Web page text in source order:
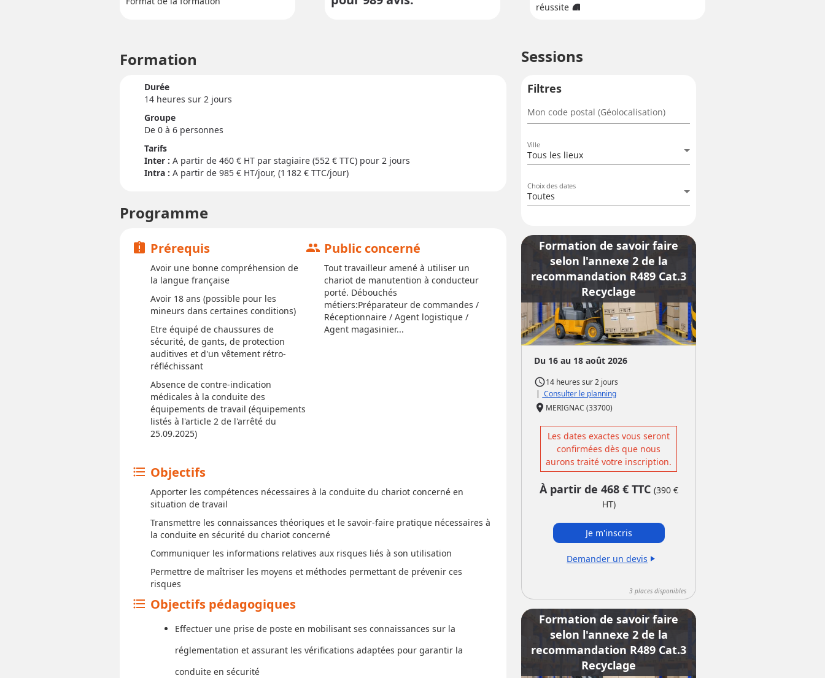
réussite info
Formation
Durée
14 heures sur 2 jours
Groupe
De 0 à 6 personnes
Tarifs
Inter :
460 € HT par stagiaire (552 € TTC) pour 2 jours
Intra : A partir de 985 € HT/jour, (1 182 € TTC/jour)
Programme
assignment_late Prérequis
Avoir une bonne compréhension de
la langue française
Avoir 18 ans (possible pour les
mineurs dans certaines conditions)
Etre équipé de chaussures de
sécurité, de gants, de protection
auditives et d'un vêtement rétro-
réfléchissant
Absence de contre-indication
médicales à la conduite des
équipements de travail (équipements
listés à l'article 2 de l'arrêté du
25.09.2025)
group Public concerné
Tout travailleur amené à utiliser un
chariot de manutention à conducteur
porté. Débouchés
métiers:Préparateur de commandes /
Réceptionnaire / Agent logistique /
Agent magasinier...
format_list_bulleted Objectifs
Apporter les compétences nécessaires à la conduite du chariot concerné en
situation de travail
Transmettre les connaissances théoriques et le savoir-faire pratique nécessaires à
la conduite en sécurité du chariot concerné
Communiquer les informations relatives aux risques liés à son utilisation
Permettre de maîtriser les moyens et méthodes permettant de prévenir ces
risques
format_list_bulleted Objectifs pédagogiques
Effectuer une prise de poste en mobilisant ses connaissances sur la
réglementation et assurant les vérifications adaptées pour garantir la
conduite en sécurité
Sessions
Filtres
Mon code postal (Géolocalisation)
Ville
Tous les lieux
Choix des dates
Toutes
Formation de savoir faire
selon l'annexe 2 de la
recommandation R489 Cat.3
Recyclage
Du 16 au 18 août 2026
access_time14 heuressur2 jours
| Consulter le planning
place MERIGNAC (33700)
Les dates exactes vous seront
confirmées dès que nous
aurons traité votre inscription.
À partir de468€ TTC(390 €
HT)
Je m'inscris
Demander un devis play_arrow
3places disponibles
Formation de savoir faire
selon l'annexe 2 de la
recommandation R489 Cat.3
Recyclage